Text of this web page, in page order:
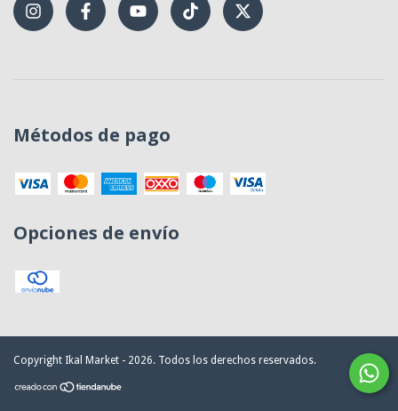
Métodos de pago
Opciones de envío
Copyright Ikal Market - 2026. Todos los derechos reservados.